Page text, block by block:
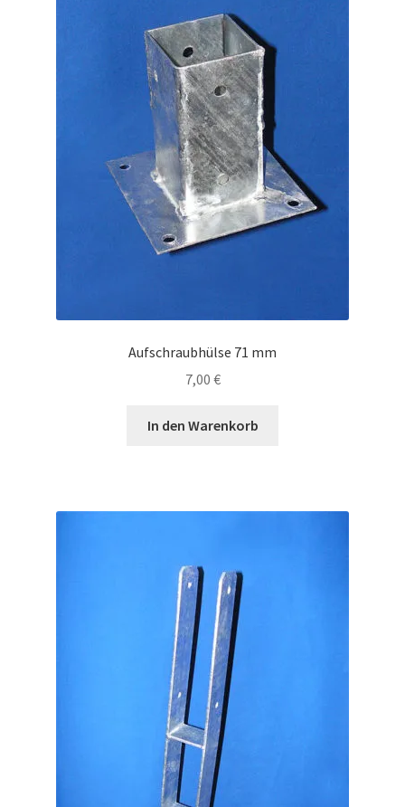
Aufschraubhülse 71 mm
7,00 €
In den Warenkorb